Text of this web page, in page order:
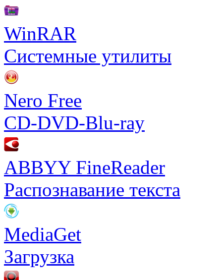
WinRAR
Системные утилиты
Nero Free
CD-DVD-Blu-ray
ABBYY FineReader
Распознавание текста
MediaGet
Загрузка